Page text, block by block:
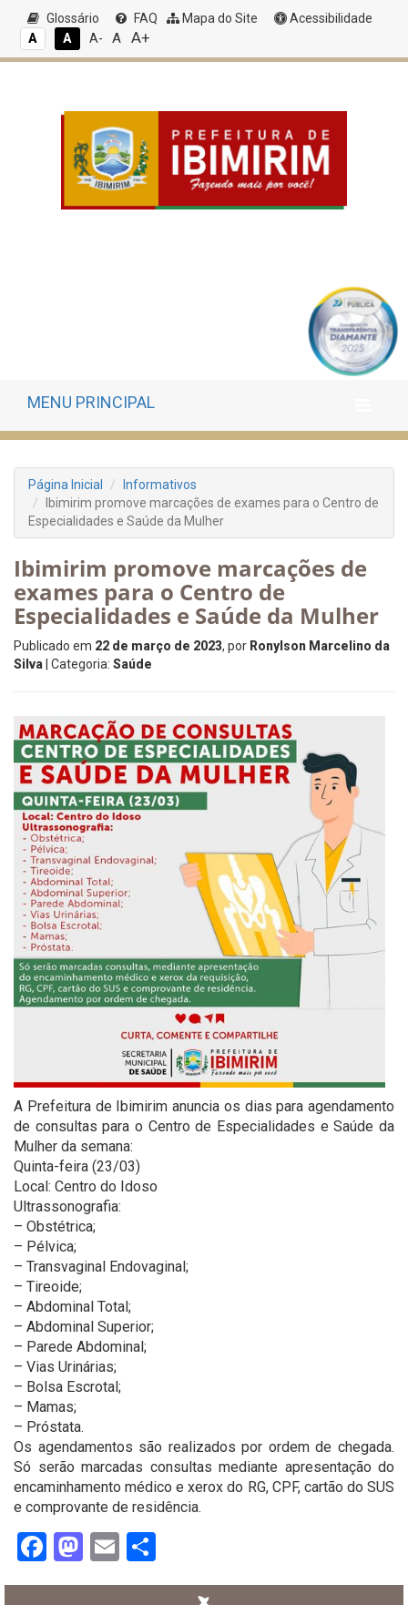
Glossário FAQ Mapa do Site
Acessibilidade
A
A A- A A+
MENU PRINCIPAL
Página Inicial
Informativos
Ibimirim promove marcações de exames para o Centro de
Especialidades e Saúde da Mulher
Ibimirim promove marcações de
exames para o Centro de
Especialidades e Saúde da Mulher
Publicado em 22 de março de 2023, por Ronylson Marcelino da
Silva | Categoria: Saúde
A Prefeitura de Ibimirim anuncia os dias para agendamento
de consultas para o Centro de Especialidades e Saúde da
Mulher da semana:
Quinta-feira (23/03)
Local: Centro do Idoso
Ultrassonografia:
– Obstétrica;
– Pélvica;
– Transvaginal Endovaginal;
– Tireoide;
– Abdominal Total;
– Abdominal Superior;
– Parede Abdominal;
– Vias Urinárias;
– Bolsa Escrotal;
– Mamas;
– Próstata.
Os agendamentos são realizados por ordem de chegada.
Só serão marcadas consultas mediante apresentação do
encaminhamento médico e xerox do RG, CPF, cartão do SUS
e comprovante de residência.
Facebook
Mastodon
Email